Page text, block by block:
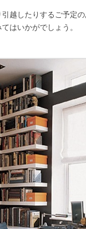
越したりするご予定
はいかがでしょう。